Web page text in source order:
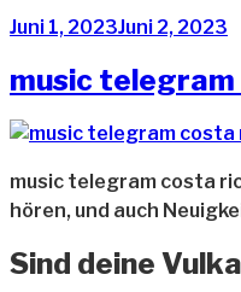
Veröffentlicht
Juni 1, 2023Juni 2, 2023
music
music telegram costa
hören, und auch
Sind deine